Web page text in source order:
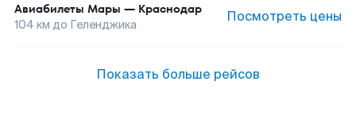
Авиабилеты Мары — Краснодар
104 км до Геленджика Посмотреть цены
Показать больше рейсов